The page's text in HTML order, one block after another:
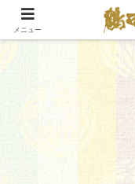
メニュー